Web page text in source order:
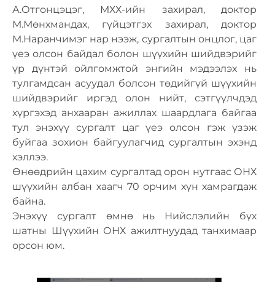
А.Отгонцэцэг, МХХ-ийн захирал, доктор
М.Мөнхмандах, гүйцэтгэх захирал, доктор
М.Наранчимэг нар нээж, сургалтын онцлог, цаг
үеэ олсон байдал болон шүүхийн шийдвэрийг
үр дүнтэй ойлгомжтой энгийн мэдээлэх нь
тулгамдсан асуудал болсон төдийгүй шүүхийн
шийдвэрийг иргэд олон нийт, сэтгүүлчдэд
хүргэхэд анхааран ажиллах шаардлага байгаа
тул энэхүү сургалт цаг үеэ олсон гэж үзэж
буйгаа зохион байгуулагчид сургалтын эхэнд
хэллээ.
Өнөөдрийн цахим сургалтад орон нутгаас ОНХ
шүүхийн албан хаагч 70 орчим хүн хамрагдаж
байна.
Энэхүү сургалт өмнө нь Нийслэлийн бүх
шатны Шүүхийн ОНХ ажилтнуудад танхимаар
орсон юм.